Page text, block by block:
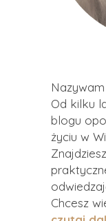
Od kilku
blogu
życiu w
Chcesz